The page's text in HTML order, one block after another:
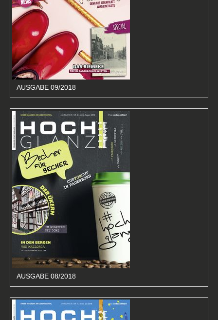
AUSGABE 09/2018
AUSGABE 08/2018